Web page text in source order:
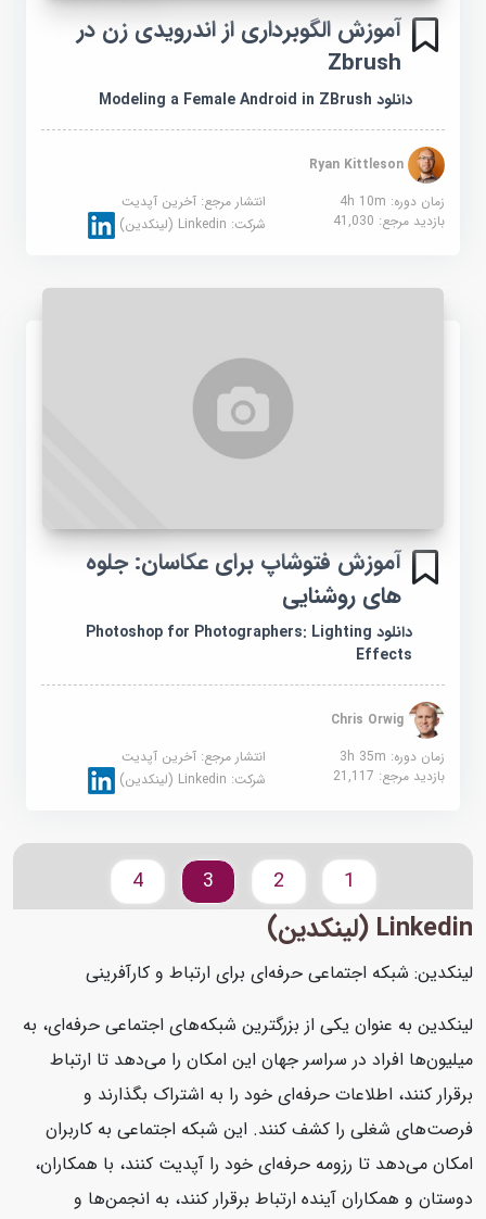
آموزش الگوبرداری از اندرویدی زن در
Zbrush
دانلود Modeling a Female Android in ZBrush
Ryan Kittleson
زمان دوره: 4h 10m
انتشار مرجع:آخرین آپدیت
بازدید مرجع:41,030 شرکت:Linkedin (لینکدین)
آموزش فتوشاپ برای عکاسان: جلوه
های روشنایی
دانلود Photoshop for Photographers: Lighting
Effects
Chris Orwig
زمان دوره: 3h 35m
انتشار مرجع:آخرین آپدیت
بازدید مرجع:21,117 شرکت:Linkedin (لینکدین)
Linkedin (لینکدین)
لینکدین: شبکه اجتماعی حرفه‌ای برای ارتباط و کارآفرینی
لینکدین به عنوان یکی از بزرگترین شبکه‌های اجتماعی حرفه‌ای، به
میلیون‌ها افراد در سراسر جهان این امکان را می‌دهد تا ارتباط
برقرار کنند، اطلاعات حرفه‌ای خود را به اشتراک بگذارند و
فرصت‌های شغلی را کشف کنند. این شبکه اجتماعی به کاربران
امکان می‌دهد تا رزومه حرفه‌ای خود را آپدیت کنند، با همکاران،
دوستان و همکاران آینده ارتباط برقرار کنند، به انجمن‌ها و